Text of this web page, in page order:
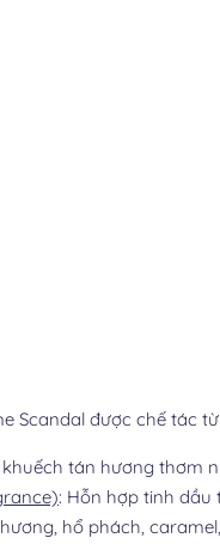
Scandal được chế tác
khuếch tán hương thơm
: Hỗn hợp tinh dầu
hổ phách,